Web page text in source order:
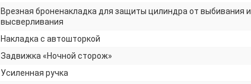
Врезная броненакладка для защиты цилиндра от выбивания и
высверливания
Накладка с автошторкой
Задвижка «Ночной сторож»
Усиленная ручка